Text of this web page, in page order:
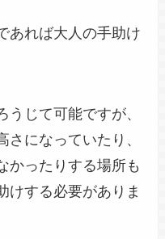
あれば大人の手助け
じて可能ですが、
になっていたり、
かったりする場所も
けする必要がありま